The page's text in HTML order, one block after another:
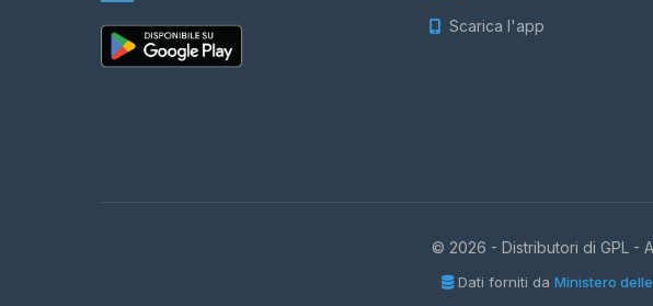
Scarica l'app
© 2026 - Distributori di GPL -
Dati forniti da Ministero